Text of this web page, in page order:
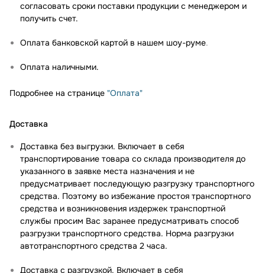
согласовать сроки поставки продукции с менеджером и
получить счет.
Оплата банковской картой в нашем шоу-руме.
Оплата наличными.
Подробнее на странице "Оплата"
Доставка
Доставка без выгрузки. Включает в себя
транспортирование товара со склада производителя до
указанного в заявке места назначения и не
предусматривает последующую разгрузку транспортного
средства. Поэтому во избежание простоя транспортного
средства и возникновения издержек транспортной
службы просим Вас заранее предусматривать способ
разгрузки транспортного средства. Норма разгрузки
автотранспортного средства 2 часа.
Доставка с разгрузкой. Включает в себя